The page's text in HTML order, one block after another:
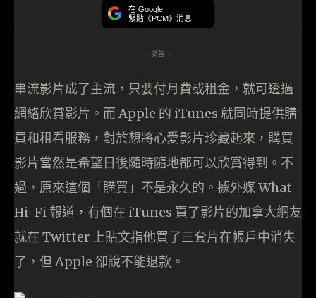
在 Google
緊貼《PCM》消息
- 廣告 -
串流影片成了主流，只要付月費或租金，就可透過
網絡欣賞影片。而 Apple 的 iTunes 就同時提供購
買和租看服務，對於想將心愛影片珍藏起來，購買
影片當然是希望日後隨時隨地都可以欣賞得到。不
過，原來這個「購買」不是永久的。據外媒 What
Hi-Fi 報道，有個在 iTunes 買了影片的加拿大網友
就在 Twitter 上貼文指他買了三套片在帳戶中消失
了，但 Apple 卻說不能退款。